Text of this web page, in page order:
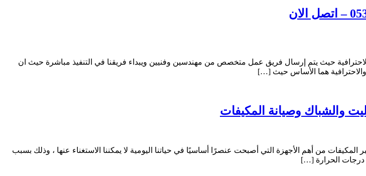
حيث يتم إرسال فريق عمل متخصص من مهندسين وفنيين ويبداء فريقنا في التنفيذ مباشرة حيث ان
هما الأساس حيث […]
من أهم الأجهزة التي أصبحت عنصرًا أساسيًا في حياتنا اليومية لا يمكننا الاستغناء عنها ، وذلك بسبب
درجات الحرارة […]